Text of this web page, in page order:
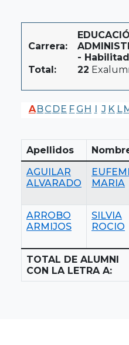
Carrera:
-
Total:
22
ABC DE F G H I J K L
Apellidos
AGUILAR
ALVARADO
MARIA
ARROBO
ARMIJOS
SILVIA
ROCIO
TOTAL DE ALUMNI
CON LA LETRA A: